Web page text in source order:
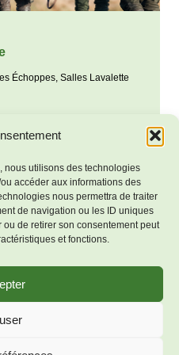
nous utilisons des technologies
accéder aux informations des
nous permettra de traiter
de navigation ou les ID uniques
de retirer son consentement peut
et fonctions.
Échoppes, Salles Lavalette
Évènements
suivants
calendrier
Mentions